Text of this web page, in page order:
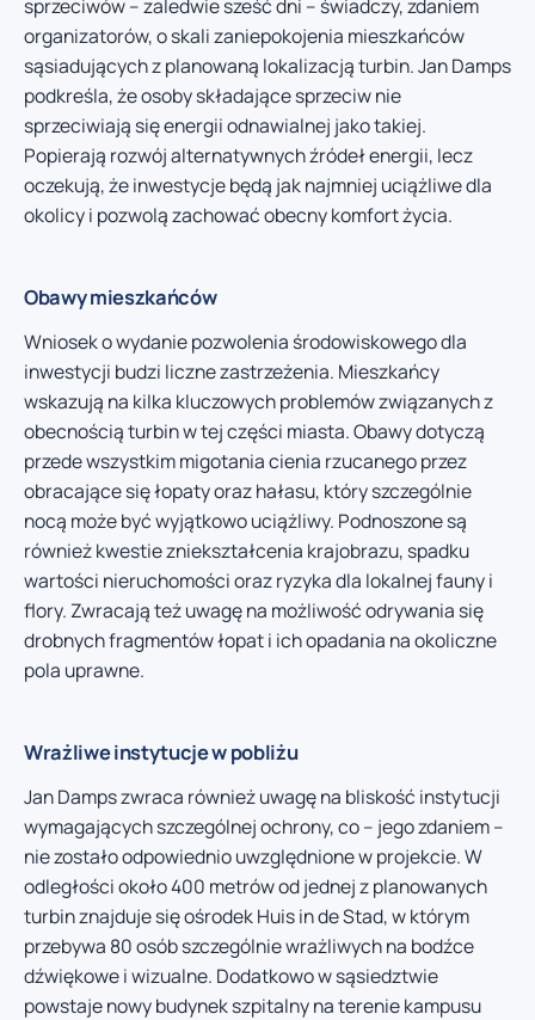
sprzeciwów – zaledwie sześć dni – świadczy, zdaniem
organizatorów, o skali zaniepokojenia mieszkańców
sąsiadujących z planowaną lokalizacją turbin. Jan Damps
podkreśla, że osoby składające sprzeciw nie
sprzeciwiają się energii odnawialnej jako takiej.
Popierają rozwój alternatywnych źródeł energii, lecz
oczekują, że inwestycje będą jak najmniej uciążliwe dla
okolicy i pozwolą zachować obecny komfort życia.
Obawy mieszkańców
Wniosek o wydanie pozwolenia środowiskowego dla
inwestycji budzi liczne zastrzeżenia. Mieszkańcy
wskazują na kilka kluczowych problemów związanych z
obecnością turbin w tej części miasta. Obawy dotyczą
przede wszystkim migotania cienia rzucanego przez
obracające się łopaty oraz hałasu, który szczególnie
nocą może być wyjątkowo uciążliwy. Podnoszone są
również kwestie zniekształcenia krajobrazu, spadku
wartości nieruchomości oraz ryzyka dla lokalnej fauny i
flory. Zwracają też uwagę na możliwość odrywania się
drobnych fragmentów łopat i ich opadania na okoliczne
pola uprawne.
Wrażliwe instytucje w pobliżu
Jan Damps zwraca również uwagę na bliskość instytucji
wymagających szczególnej ochrony, co – jego zdaniem –
nie zostało odpowiednio uwzględnione w projekcie. W
odległości około 400 metrów od jednej z planowanych
turbin znajduje się ośrodek Huis in de Stad, w którym
przebywa 80 osób szczególnie wrażliwych na bodźce
dźwiękowe i wizualne. Dodatkowo w sąsiedztwie
powstaje nowy budynek szpitalny na terenie kampusu